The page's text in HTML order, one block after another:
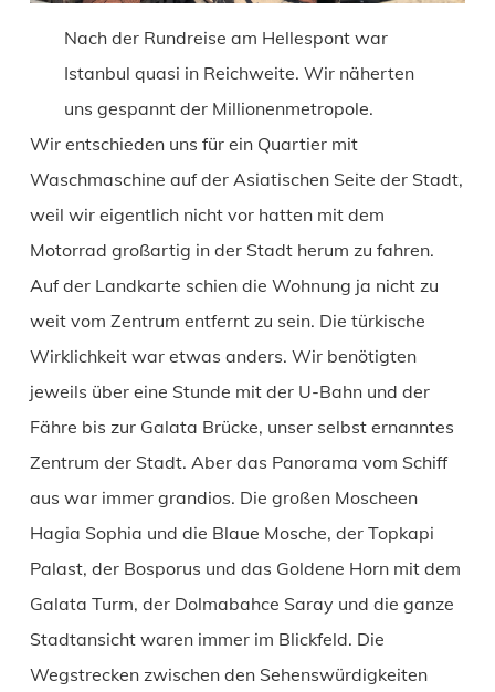
Nach der Rundreise am Hellespont war
Istanbul quasi in Reichweite. Wir näherten
uns gespannt der Millionenmetropole.
Wir entschieden uns für ein Quartier mit
Waschmaschine auf der Asiatischen Seite der Stadt,
weil wir eigentlich nicht vor hatten mit dem
Motorrad großartig in der Stadt herum zu fahren.
Auf der Landkarte schien die Wohnung ja nicht zu
weit vom Zentrum entfernt zu sein. Die türkische
Wirklichkeit war etwas anders. Wir benötigten
jeweils über eine Stunde mit der U-Bahn und der
Fähre bis zur Galata Brücke, unser selbst ernanntes
Zentrum der Stadt. Aber das Panorama vom Schiff
aus war immer grandios. Die großen Moscheen
Hagia Sophia und die Blaue Mosche, der Topkapi
Palast, der Bosporus und das Goldene Horn mit dem
Galata Turm, der Dolmabahce Saray und die ganze
Stadtansicht waren immer im Blickfeld. Die
Wegstrecken zwischen den Sehenswürdigkeiten